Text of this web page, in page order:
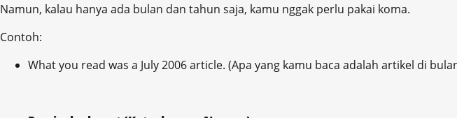
Namun, kalau hanya ada bulan dan tahun saja, kamu nggak perlu pakai koma.
Contoh:
What you read was a July 2006 article. (Apa yang kamu baca adalah artikel di